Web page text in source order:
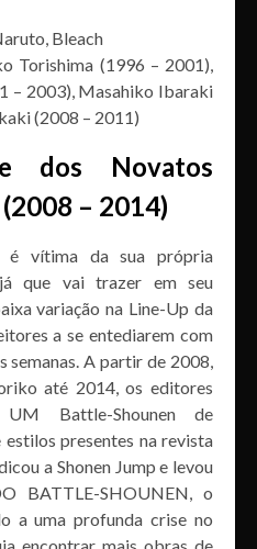
Bleach
Torishima (1996 – 2001),
– 2003), Masahiko Ibaraki
(2008 – 2011)
dos Novatos
– 2014)
é vítima da sua própria
que vai trazer em seu
variação na Line-Up da
a se entediarem com
semanas. A partir de 2008,
até 2014, os editores
UM Battle-Shounen de
estilos presentes na revista
a Shonen Jump e levou
BATTLE-SHOUNEN, o
a uma profunda crise no